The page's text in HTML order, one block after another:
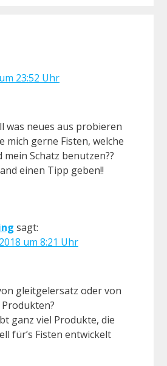
23:52 Uhr
was neues aus probieren
mich gerne Fisten, welche
Schatz benutzen??
einen Tipp geben!!
sagt:
um 8:21 Uhr
gleitgelersatz oder von
ganz viel Produkte, die
für’s Fisten entwickelt